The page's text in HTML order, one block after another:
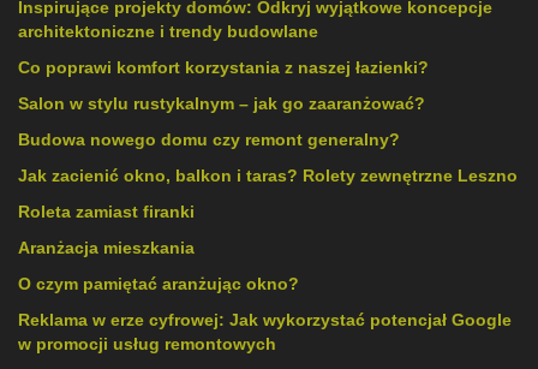
Inspirujące projekty domów: Odkryj wyjątkowe koncepcje
architektoniczne i trendy budowlane
Co poprawi komfort korzystania z naszej łazienki?
Salon w stylu rustykalnym – jak go zaaranżować?
Budowa nowego domu czy remont generalny?
Jak zacienić okno, balkon i taras? Rolety zewnętrzne Leszno
Roleta zamiast firanki
Aranżacja mieszkania
O czym pamiętać aranżując okno?
Reklama w erze cyfrowej: Jak wykorzystać potencjał Google
w promocji usług remontowych